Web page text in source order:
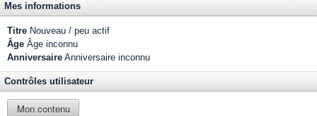
Mes informations
Titre Nouveau / peu actif
Âge Âge inconnu
Anniversaire Anniversaire inconnu
Contrôles utilisateur
Mon contenu